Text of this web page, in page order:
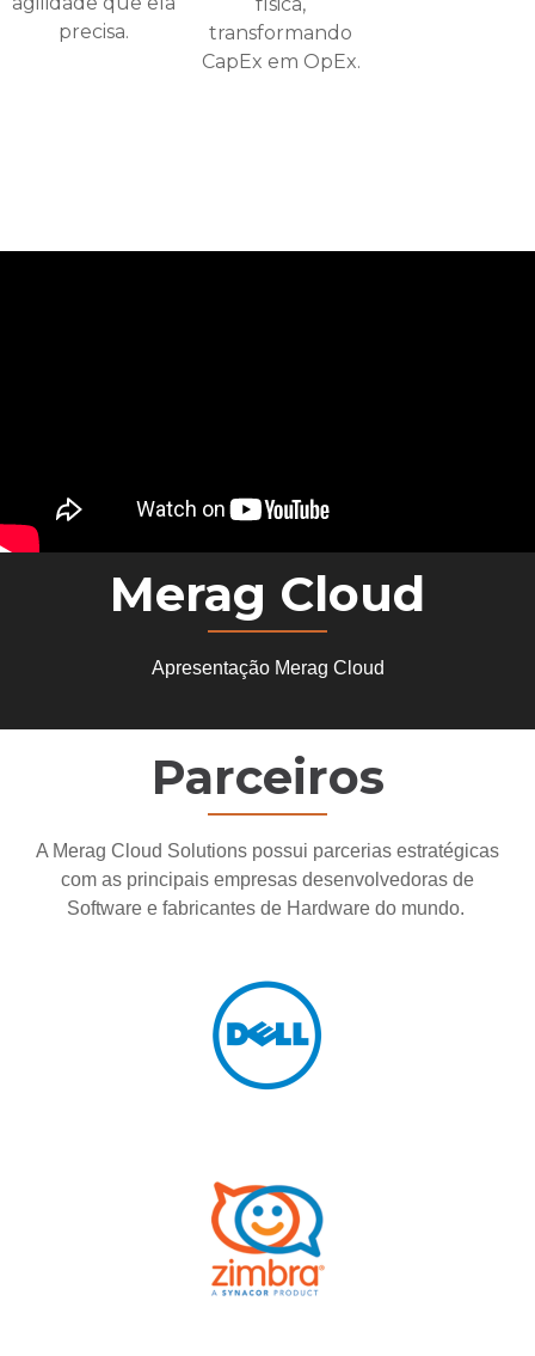
precisa.
transformando
CapEx em OpEx.
Merag Cloud
Apresentação Merag Cloud
Parceiros
A Merag Cloud Solutions possui parcerias estratégicas
com as principais empresas desenvolvedoras de
Software e fabricantes de Hardware do mundo.